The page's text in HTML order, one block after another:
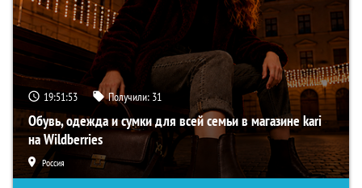
19:51:52 Получили: 31
Обувь, одежда и сумки для всей семьи в магазине kari
на Wildberries
Россия